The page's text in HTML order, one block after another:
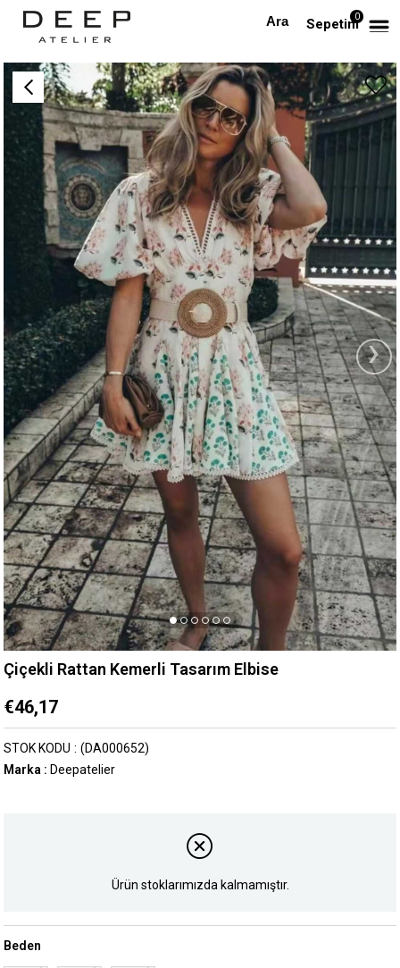
Sepetim0
Anasayfa TÜM ELBİSELER Çiçekli Rattan Kemerli Tasarım Elbise
›
Çiçekli Rattan Kemerli Tasarım Elbise
€46,17
(DA000652)
STOK KODU
Marka : Deepatelier
Ürün stoklarımızda kalmamıştır.
Beden